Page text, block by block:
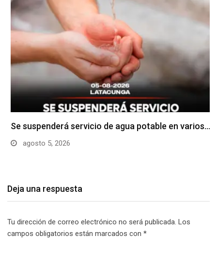
Se suspenderá servicio de agua potable en varios…
agosto 5, 2026
Deja una respuesta
Tu dirección de correo electrónico no será publicada. Los
campos obligatorios están marcados con *